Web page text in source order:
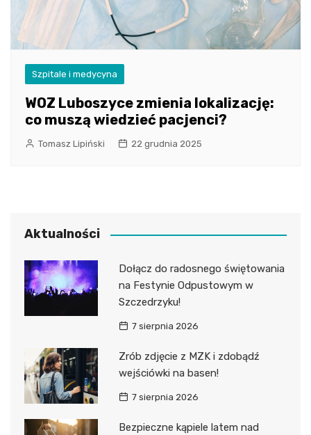
Szpitale i medycyna
WOZ Luboszyce zmienia lokalizację:
co muszą wiedzieć pacjenci?
Tomasz Lipiński 22 grudnia 2025
Aktualności
Dołącz do radosnego świętowania
na Festynie Odpustowym w
Szczedrzyku!
7 sierpnia 2026
Zrób zdjęcie z MZK i zdobądź
wejściówki na basen!
7 sierpnia 2026
Bezpieczne kąpiele latem nad